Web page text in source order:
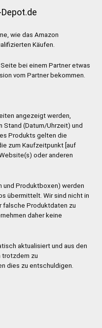
wie das Amazon
Käufen.
bei einem Partner etwas
vom Partner bekommen.
angezeigt werden,
(Datum/Uhrzeit) und
Produkts gelten die
zum Kaufzeitpunkt [auf
oder anderen
Produktboxen) werden
übermittelt. Wir sind nicht in
falsche Produktdaten zu
daher keine
aktualisiert und aus den
trotzdem zu
dies zu entschuldigen.